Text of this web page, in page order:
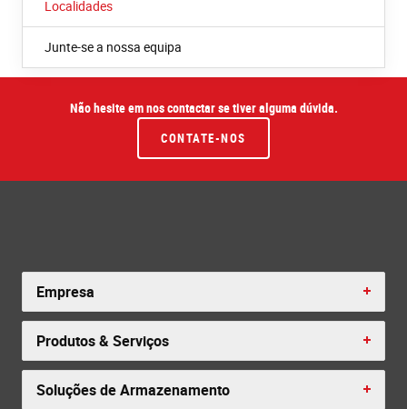
Localidades
Junte-se a nossa equipa
Não hesite em nos contactar se tiver alguma dúvida.
CONTATE-NOS
Empresa
Produtos & Serviços
Soluções de Armazenamento